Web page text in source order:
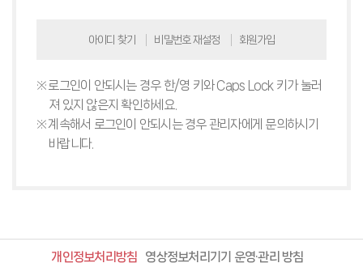
아이디 찾기 비밀번호 재설정 회원가입
로그인이 안되시는 경우 한/영 키와 Caps Lock 키가 눌러
져 있지 않은지 확인하세요.
계속해서 로그인이 안되시는 경우 관리자에게 문의하시기
바랍니다.
개인정보처리방침 영상정보처리기기 운영·관리 방침